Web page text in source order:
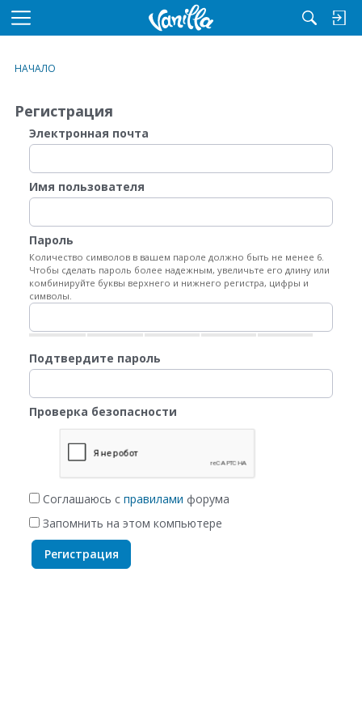
M
u
НАЧАЛО
Регистрация
Электронная почта
Имя пользователя
Пароль
Количество символов в вашем пароле должно быть не менее 6.
Чтобы сделать пароль более надежным, увеличьте его длину или
комбинируйте буквы верхнего и нижнего регистра, цифры и
символы.
Подтвердите пароль
Проверка безопасности
Соглашаюсь с правилами форума
Запомнить на этом компьютере